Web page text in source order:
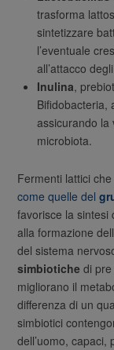
trasforma
sintetizzare
l’eventuale
all’attacco
Inulina,
Bifidobacteria,
assicurando la
microbiota.
Fermenti lattici
come quelle del
favorisce la sintesi
alla formazione
del sistema
simbiotiche di
migliorano il
differenza di un
simbiotici
dell’uomo, capaci,